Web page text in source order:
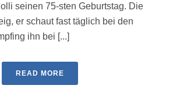
seinen 75-sten Geburtstag. Die
er schaut fast täglich bei den
ihn bei [...]
READ MORE